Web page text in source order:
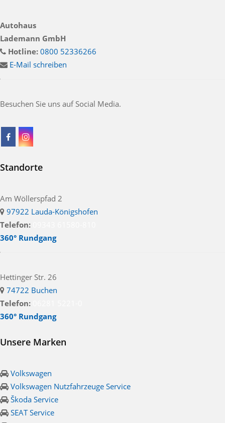
Autohaus
Lademann GmbH
Hotline: 0800 52336266
E-Mail schreiben
Besuchen Sie uns auf Social Media.
Standorte
Am Wöllerspfad 2
97922 Lauda-Königshofen
Telefon:
360° Rundgang
Hettinger Str. 26
74722 Buchen
Telefon:
360° Rundgang
Unsere Marken
Volkswagen
Volkswagen Nutzfahrzeuge Service
Škoda Service
SEAT Service